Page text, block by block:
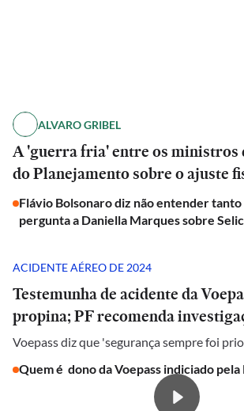
ALVARO GRIBEL
A 'guerra fria' entre os ministros
do Planejamento sobre o ajuste
Flávio Bolsonaro diz não entender tanto
pergunta a Daniella Marques sobre Selic
ACIDENTE AÉREO DE 2024
Testemunha de acidente da
propina; PF recomenda
Voepass diz que 'segurança sempre foi
Quem é dono da Voepass indiciado pela